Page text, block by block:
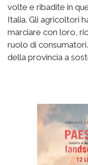
volte e ribadite in
Italia. Gli agricoltori
marciare con loro,
ruolo di
della provincia a